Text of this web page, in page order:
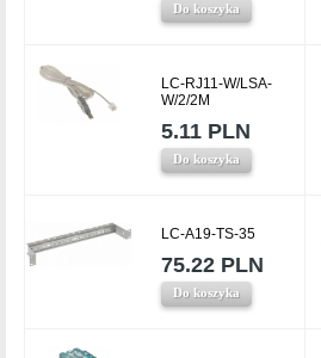
Do koszyka
LC-RJ11-W/LSA-
W/2/2M
5.11 PLN
Do koszyka
LC-A19-TS-35
75.22 PLN
Do koszyka